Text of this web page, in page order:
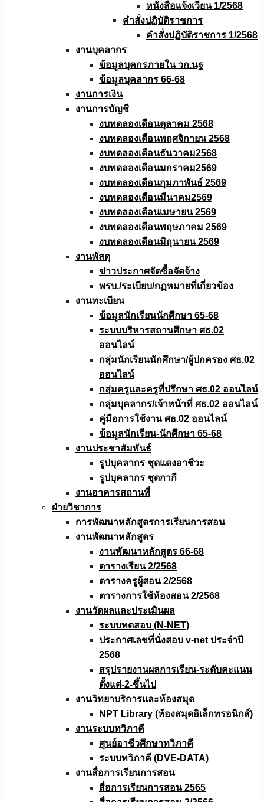
หนังสือเเจ้งเวียน 1/2568
คำสั่งปฏิบัติราชการ
คำสั่งปฏิบัติราชการ 1/2568
งานบุคลากร
ข้อมูลบุคกรภายใน วก.นฐ
ข้อมูลบุคลากร 66-68
งานการเงิน
งานการบัญชี
งบทดลองเดือนตุลาคม 2568
งบทดลองเดือนพฤศจิกายน 2568
งบทดลองเดือนธันวาคม2568
งบทดลองเดือนมกราคม2569
งบทดลองเดือนกุมภาพันธ์ 2569
งบทดลองเดือนมีนาคม2569
งบทดลองเดือนเมษายน 2569
งบทดลองเดือนพฤษภาคม 2569
งบทดลองเดือนมิถุนายน 2569
งานพัสดุ
ข่าวประกาศจัดซื้อจัดจ้าง
พรบ./ระเบียบ/กฏหมายที่เกี่ยวข้อง
งานทะเบียน
ข้อมูลนักเรียนนักศึกษา 65-68
ระบบบริหารสถานศึกษา ศธ.02
ออนไลน์
กลุ่มนักเรียนนักศึกษา/ผู้ปกครอง ศธ.02
ออนไลน์
กลุ่มครูและครูที่ปรึกษา ศธ.02 ออนไลน์
กลุ่มบุคลากร/เจ้าหน้าที่ ศธ.02 ออนไลน์
คู่มือการใช้งาน ศธ.02 ออนไลน์
ข้อมูลนักเรียน-นักศึกษา 65-68
งานประชาสัมพันธ์
รูปบุคลากร ชุดแดงอาชีวะ
รูปบุคลากร ชุดกากี
งานอาคารสถานที่
ฝ่ายวิชาการ
การพัฒนาหลักสูตรการเรียนการสอน
งานพัฒนาหลักสูตร
งานพัฒนาหลักสูตร 66-68
ตารางเรียน 2/2568
ตารางครูผู้สอน 2/2568
ตารางการใช้ห้องสอน 2/2568
งานวัดผลเเละประเมินผล
ระบบทดสอบ (N-NET)
ประกาศเลขที่นั่งสอบ v-net ประจำปี
2568
สรุปรายงานผลการเรียน-ระดับคะแนน
ตั้งแต่-2-ขึ้นไป
งานวิทยาบริการเเละห้องสมุด
NPT Library (ห้องสมุดอิเล็กทรอนิกส์)
งานระบบทวิภาคี
ศูนย์อาชีวศึกษาทวิภาคี
ระบบทวิภาคี (DVE-DATA)
งานสื่อการเรียนการสอน
สื่อการเรียนการสอน 2565